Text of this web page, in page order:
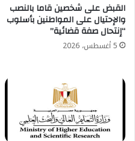
القبض على شخصين قاما بالنصب
والإحتيال على المواطنين بأسلوب
“إنتحال صفة قضائية”
5 أغسطس، 2026